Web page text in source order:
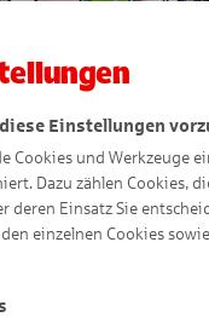
Einstellungen
Cookies und Werkzeuge
Dazu zählen Cookies,
deren Einsatz Sie
einzelnen Cookies